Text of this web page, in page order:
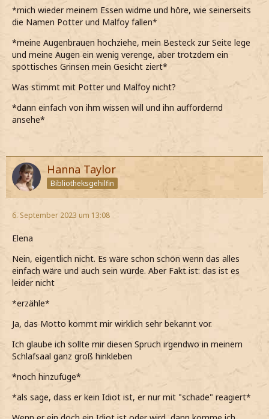
*mich wieder meinem Essen widme und höre, wie seinerseits
die Namen Potter und Malfoy fallen*
*meine Augenbrauen hochziehe, mein Besteck zur Seite lege
und meine Augen ein wenig verenge, aber trotzdem ein
spöttisches Grinsen mein Gesicht ziert*
Was stimmt mit Potter und Malfoy nicht?
*dann einfach von ihm wissen will und ihn auffordernd
ansehe*
Hanna Taylor
Bibliotheksgehilfin
6. September 2023 um 13:08
Elena
Nein, eigentlich nicht. Es wäre schon schön wenn das alles
einfach wäre und auch sein würde. Aber Fakt ist: das ist es
leider nicht
*erzähle*
Ja, das Motto kommt mir wirklich sehr bekannt vor.
Ich glaube ich sollte mir diesen Spruch irgendwo in meinem
Schlafsaal ganz groß hinkleben
*noch hinzufüge*
*als sage, dass er kein Idiot ist, er nur mit "schade" reagiert*